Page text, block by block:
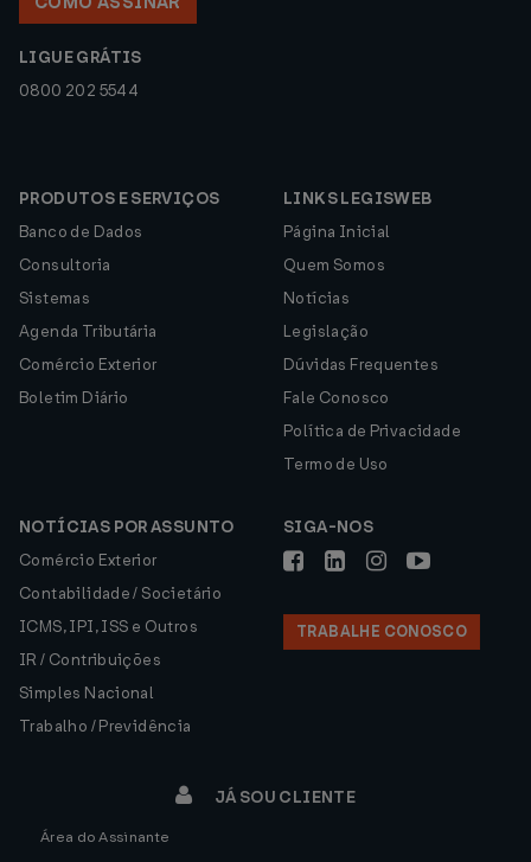
LIGUE GRÁTIS
0800 202 5544
PRODUTOS E SERVIÇOS
Banco de Dados
Consultoria
Sistemas
Agenda Tributária
Comércio Exterior
Boletim Diário
LINKS LEGISWEB
Página Inicial
Quem Somos
Notícias
Legislação
Dúvidas Frequentes
Fale Conosco
Política de Privacidade
Termo de Uso
NOTÍCIAS POR ASSUNTO
Comércio Exterior
Contabilidade / Societário
ICMS, IPI, ISS e Outros
IR / Contribuições
Simples Nacional
Trabalho / Previdência
SIGA-NOS
TRABALHE CONOSCO
JÁ SOU CLIENTE
Área do Assinante